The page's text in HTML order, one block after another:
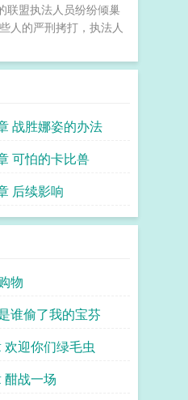
联盟执法人员纷纷倾巢
人的严刑拷打，执法人
战胜娜姿的办法
可怕的卡比兽
后续影响
物
谁偷了我的宝芬
欢迎你们绿毛虫
酣战一场